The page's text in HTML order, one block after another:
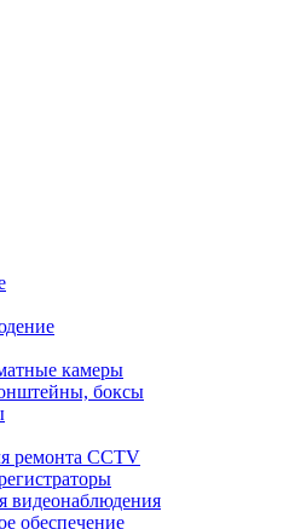
камеры
боксы
ремонта CCTV
видеонаблюдения
обеспечение